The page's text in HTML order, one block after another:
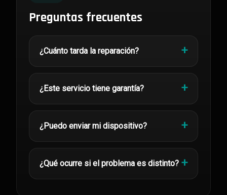
Preguntas frecuentes
¿Cuánto tarda la reparación?
¿Este servicio tiene garantía?
¿Puedo enviar mi dispositivo?
¿Qué ocurre si el problema es distinto?